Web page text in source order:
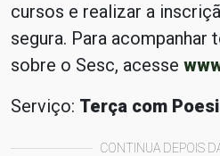
cursos e realizar a
segura. Para acompanhar
sobre o Sesc, acesse
Serviço: Terça com
CONTINUA DEPOIS